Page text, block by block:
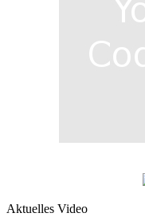
Aktuelles Video